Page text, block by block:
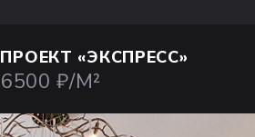
«ЭКСПРЕСС»
6500 ₽/М²